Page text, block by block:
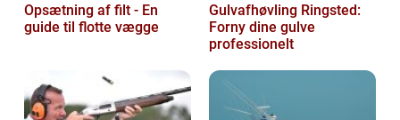
Opsætning af filt - En
guide til flotte vægge
Gulvafhøvling Ringsted:
Forny dine gulve
professionelt